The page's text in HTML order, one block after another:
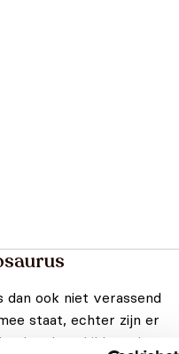
dan ook niet verassend
staat, echter zijn er
beschikbaar. In